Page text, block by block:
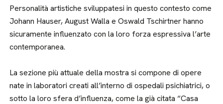
Personalità artistiche sviluppatesi in questo contesto come
Johann Hauser, August Walla e Oswald Tschirtner hanno
sicuramente influenzato con la loro forza espressiva l’arte
contemporanea.
La sezione più attuale della mostra si compone di opere
nate in laboratori creati all’interno di ospedali psichiatrici, o
sotto la loro sfera d’influenza, come la già citata “Casa